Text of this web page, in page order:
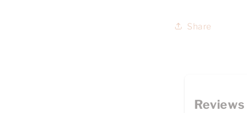
Share
Reviews